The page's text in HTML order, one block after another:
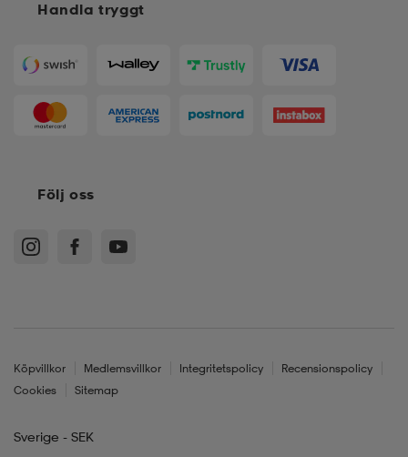
Handla tryggt
Följ oss
Köpvillkor Medlemsvillkor Integritetspolicy
Recensionspolicy
Cookies
Sitemap
Sverige - SEK